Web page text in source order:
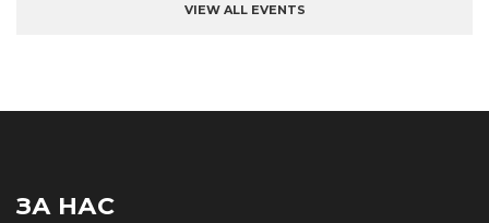
VIEW ALL EVENTS
ЗА НАС